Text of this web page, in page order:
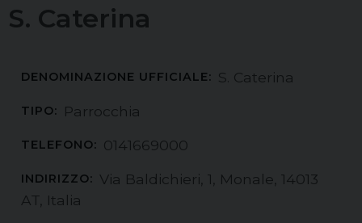
S. Caterina
DENOMINAZIONE UFFICIALE: S. Caterina
TIPO: Parrocchia
TELEFONO: 0141669000
INDIRIZZO: Via Baldichieri, 1, Monale, 14013
AT, Italia